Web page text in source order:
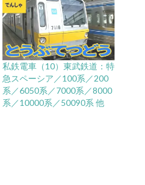
私鉄電車（10）東武鉄道：特
急スペーシア／100系／200
系／6050系／7000系／8000
系／10000系／50090系 他